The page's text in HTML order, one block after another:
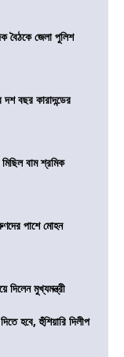
বৈঠকে জেলা পুলিশ
বছর কারাদন্ডের
বাম শ্রমিক
পাশে মোহন
দিলেন মুখ্যমন্ত্রী
হবে, হুঁশিয়ারি দিলীপ